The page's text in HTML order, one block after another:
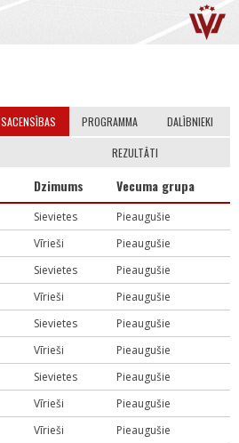
SACENSĪBAS PROGRAMMA DALĪBNIEKI
REZULTĀTI
Dzimums Vecuma grupa
Sievietes
Pieaugušie
Vīrieši
Pieaugušie
Sievietes
Pieaugušie
Vīrieši
Pieaugušie
Sievietes
Pieaugušie
Vīrieši
Pieaugušie
Sievietes
Pieaugušie
Vīrieši
Pieaugušie
Vīrieši
Pieaugušie